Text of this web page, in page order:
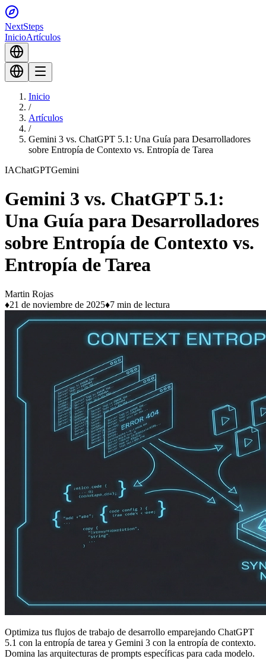
NextSteps
InicioArtículos
Inicio
/
Artículos
/
Gemini 3 vs. ChatGPT 5.1: Una Guía para Desarrolladores
sobre Entropía de Contexto vs. Entropía de Tarea
IAChatGPTGemini
Gemini 3 vs. ChatGPT 5.1:
Una Guía para Desarrolladores
sobre Entropía de Contexto vs.
Entropía de Tarea
Martin Rojas
♦21 de noviembre de 2025♦7 min de lectura
Optimiza tus flujos de trabajo de desarrollo emparejando ChatGPT
5.1 con la entropía de tarea y Gemini 3 con la entropía de contexto.
Domina las arquitecturas de prompts específicas para cada modelo.